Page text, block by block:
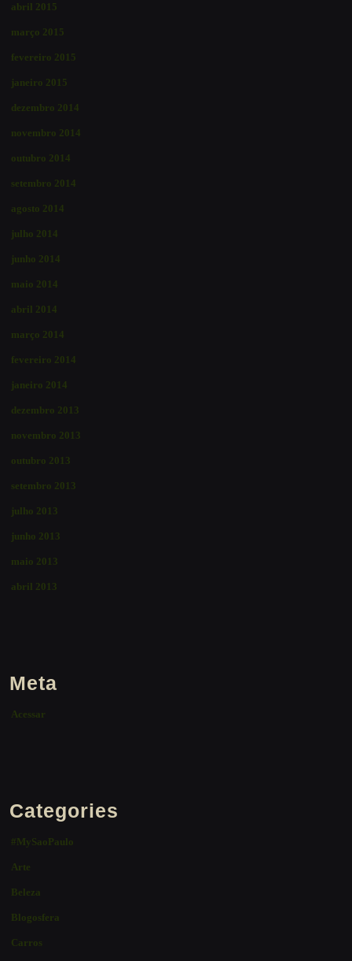
abril 2015
março 2015
fevereiro 2015
janeiro 2015
dezembro 2014
novembro 2014
outubro 2014
setembro 2014
agosto 2014
julho 2014
junho 2014
maio 2014
abril 2014
março 2014
fevereiro 2014
janeiro 2014
dezembro 2013
novembro 2013
outubro 2013
setembro 2013
julho 2013
junho 2013
maio 2013
abril 2013
Meta
Acessar
Categories
#MySaoPaulo
Arte
Beleza
Blogosfera
Carros